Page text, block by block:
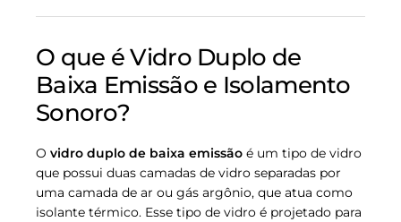
O que é Vidro Duplo de
Baixa Emissão e Isolamento
Sonoro?
O vidro duplo de baixa emissão é um tipo de vidro
que possui duas camadas de vidro separadas por
uma camada de ar ou gás argônio, que atua como
isolante térmico. Esse tipo de vidro é projetado para